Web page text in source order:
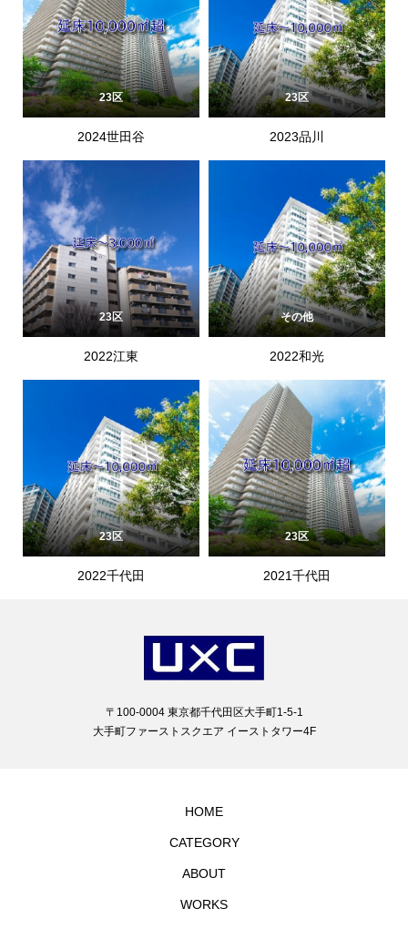
23区
2024世田谷
23区
2023品川
23区
2022江東
その他
2022和光
23区
2022千代田
23区
2021千代田
〒100-0004 東京都千代田区大手町1-5-1
大手町ファーストスクエア イーストタワー4F
HOME
CATEGORY
ABOUT
WORKS